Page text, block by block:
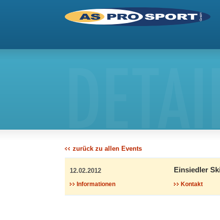
zurück zu allen Events
12.02.2012 Einsiedler
Informationen Kontakt